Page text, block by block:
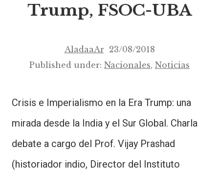
Trump, FSOC-UBA
AladaaAr 23/08/2018
Published under: Nacionales, Noticias
Crisis e Imperialismo en la Era Trump: una
mirada desde la India y el Sur Global. Charla
debate a cargo del Prof. Vijay Prashad
(historiador indio, Director del Instituto